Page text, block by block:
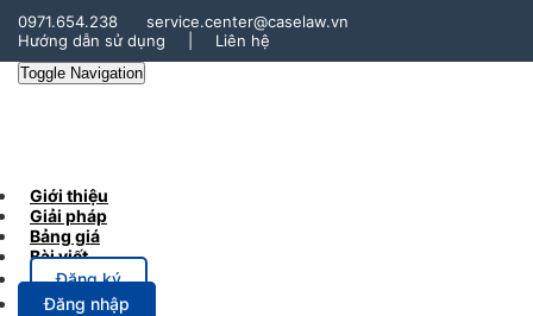
0971.654.238
service.center@caselaw.vn
Hướng dẫn sử dụng
Liên hệ
Toggle Navigation
Giới thiệu
Giải pháp
Bảng giá
Bài viết
Đăng ký
Đăng nhập